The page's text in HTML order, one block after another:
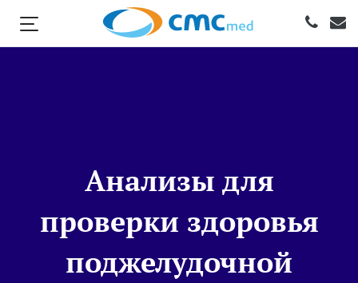
Анализы для
проверки здоровья
поджелудочной